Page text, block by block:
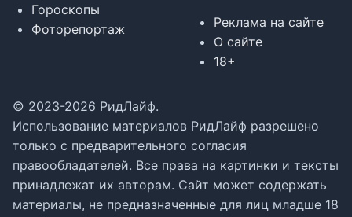
Гороскопы
Фоторепортаж
Реклама на сайте
О сайте
18+
© 2023-2026 РидЛайф.
Использование материалов РидЛайф разрешено
только с предварительного согласия
правообладателей. Все права на картинки и тексты
принадлежат их авторам. Сайт может содержать
материалы, не предназначенные для лиц младше 18